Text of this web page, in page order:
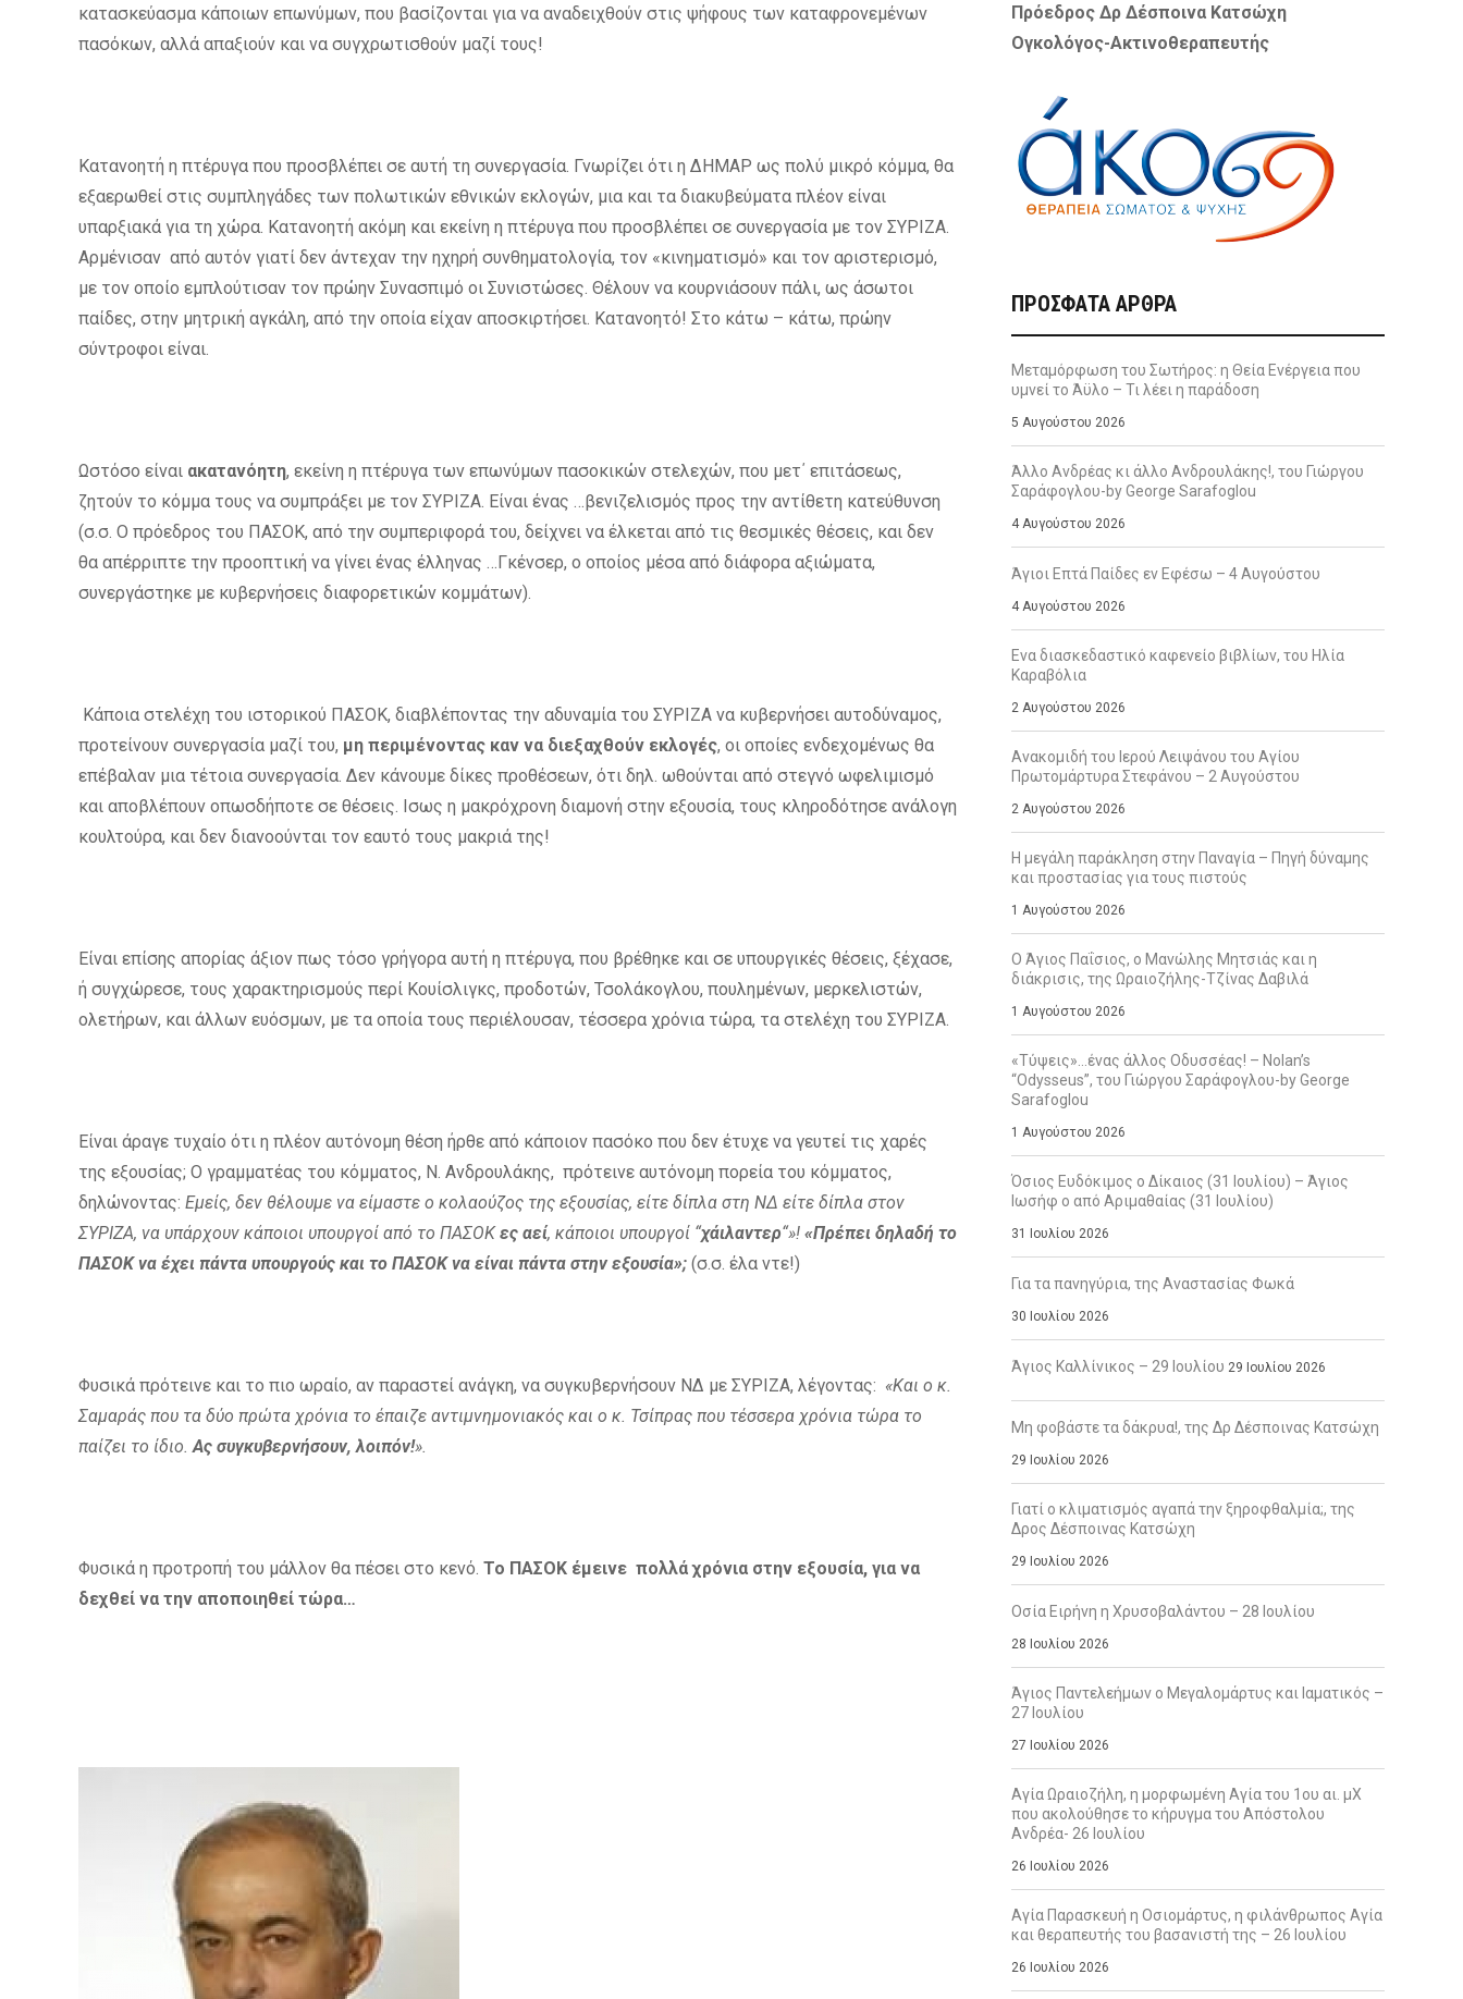
κατασκεύασμα κάποιων επωνύμων, που βασίζονται για να αναδειχθούν στις ψήφους των καταφρονεμένων
πασόκων, αλλά απαξιούν και να συγχρωτισθούν μαζί τους!
Κατανοητή η πτέρυγα που προσβλέπει σε αυτή τη συνεργασία. Γνωρίζει ότι η ΔΗΜΑΡ ως πολύ μικρό κόμμα, θα
εξαερωθεί στις συμπληγάδες των πολωτικών εθνικών εκλογών, μια και τα διακυβεύματα πλέον είναι
υπαρξιακά για τη χώρα. Κατανοητή ακόμη και εκείνη η πτέρυγα που προσβλέπει σε συνεργασία με τον ΣΥΡΙΖΑ.
Αρμένισαν από αυτόν γιατί δεν άντεχαν την ηχηρή συνθηματολογία, τον «κινηματισμό» και τον αριστερισμό,
με τον οποίο εμπλούτισαν τον πρώην Συνασπιμό οι Συνιστώσες. Θέλουν να κουρνιάσουν πάλι, ως άσωτοι
παίδες, στην μητρική αγκάλη, από την οποία είχαν αποσκιρτήσει. Κατανοητό! Στο κάτω – κάτω, πρώην
σύντροφοι είναι.
Ωστόσο είναι ακατανόητη, εκείνη η πτέρυγα των επωνύμων πασοκικών στελεχών, που μετ΄ επιτάσεως,
ζητούν το κόμμα τους να συμπράξει με τον ΣΥΡΙΖΑ. Είναι ένας …βενιζελισμός προς την αντίθετη κατεύθυνση
(σ.σ. Ο πρόεδρος του ΠΑΣΟΚ, από την συμπεριφορά του, δείχνει να έλκεται από τις θεσμικές θέσεις, και δεν
θα απέρριπτε την προοπτική να γίνει ένας έλληνας …Γκένσερ, ο οποίος μέσα από διάφορα αξιώματα,
συνεργάστηκε με κυβερνήσεις διαφορετικών κομμάτων).
Κάποια στελέχη του ιστορικού ΠΑΣΟΚ, διαβλέποντας την αδυναμία του ΣΥΡΙΖΑ να κυβερνήσει αυτοδύναμος,
προτείνουν συνεργασία μαζί του, μη περιμένοντας καν να διεξαχθούν εκλογές, οι οποίες ενδεχομένως θα
επέβαλαν μια τέτοια συνεργασία. Δεν κάνουμε δίκες προθέσεων, ότι δηλ. ωθούνται από στεγνό ωφελιμισμό
και αποβλέπουν οπωσδήποτε σε θέσεις. Ισως η μακρόχρονη διαμονή στην εξουσία, τους κληροδότησε ανάλογη
κουλτούρα, και δεν διανοούνται τον εαυτό τους μακριά της!
Είναι επίσης απορίας άξιον πως τόσο γρήγορα αυτή η πτέρυγα, που βρέθηκε και σε υπουργικές θέσεις, ξέχασε,
ή συγχώρεσε, τους χαρακτηρισμούς περί Κουίσλιγκς, προδοτών, Τσολάκογλου, πουλημένων, μερκελιστών,
ολετήρων, και άλλων ευόσμων, με τα οποία τους περιέλουσαν, τέσσερα χρόνια τώρα, τα στελέχη του ΣΥΡΙΖΑ.
Είναι άραγε τυχαίο ότι η πλέον αυτόνομη θέση ήρθε από κάποιον πασόκο που δεν έτυχε να γευτεί τις χαρές
της εξουσίας; Ο γραμματέας του κόμματος, Ν. Ανδρουλάκης, πρότεινε αυτόνομη πορεία του κόμματος,
δηλώνοντας: Εμείς, δεν θέλουμε να είμαστε ο κολαούζος της εξουσίας, είτε δίπλα στη ΝΔ είτε δίπλα στον
ΣΥΡΙΖΑ, να υπάρχουν κάποιοι υπουργοί από το ΠΑΣΟΚες αεί, κάποιοι υπουργοί “χάιλαντερ“»! «Πρέπει δηλαδή το
ΠΑΣΟΚ να έχει πάντα υπουργούς και το ΠΑΣΟΚ να είναι πάντα στην εξουσία»; (σ.σ. έλα ντε!)
Φυσικά πρότεινε και το πιο ωραίο, αν παραστεί ανάγκη, να συγκυβερνήσουν ΝΔ με ΣΥΡΙΖΑ, λέγοντας: «Και ο κ.
Σαμαράς που τα δύο πρώτα χρόνια το έπαιζε αντιμνημονιακός και ο κ. Τσίπρας που τέσσερα χρόνια τώρα το
παίζει το ίδιο.Ας συγκυβερνήσουν, λοιπόν!».
Φυσικά η προτροπή του μάλλον θα πέσει στο κενό. Το ΠΑΣΟΚ έμεινε πολλά χρόνια στην εξουσία, για να
δεχθεί να την αποποιηθεί τώρα…
Πρόεδρος Δρ Δέσποινα Κατσώχη
Ογκολόγος-Ακτινοθεραπευτής
ΠΡΌΣΦΑΤΑ ΆΡΘΡΑ
Μεταμόρφωση του Σωτήρος: η Θεία Ενέργεια που
υμνεί το Άϋλο – Τι λέει η παράδοση
5 Αυγούστου 2026
Άλλο Ανδρέας κι άλλο Ανδρουλάκης!, του Γιώργου
Σαράφογλου-by George Sarafoglou
4 Αυγούστου 2026
Άγιοι Επτά Παίδες εν Εφέσω – 4 Αυγούστου
4 Αυγούστου 2026
Ενα διασκεδαστικό καφενείο βιβλίων, του Ηλία
Καραβόλια
2 Αυγούστου 2026
Ανακομιδή του Ιερού Λειψάνου του Αγίου
Πρωτομάρτυρα Στεφάνου – 2 Αυγούστου
2 Αυγούστου 2026
Η μεγάλη παράκληση στην Παναγία – Πηγή δύναμης
και προστασίας για τους πιστούς
1 Αυγούστου 2026
Ο Άγιος Παΐσιος, ο Μανώλης Μητσιάς και η
διάκρισις, της Ωραιοζήλης-Τζίνας Δαβιλά
1 Αυγούστου 2026
«Τύψεις»…ένας άλλος Οδυσσέας! – Nolan’s
“Odysseus”, του Γιώργου Σαράφογλου-by George
Sarafoglou
1 Αυγούστου 2026
Όσιος Ευδόκιμος ο Δίκαιος (31 Ιουλίου) – Άγιος
Ιωσήφ ο από Αριμαθαίας (31 Ιουλίου)
31 Ιουλίου 2026
Για τα πανηγύρια, της Αναστασίας Φωκά
30 Ιουλίου 2026
Άγιος Καλλίνικος – 29 Ιουλίου 29 Ιουλίου 2026
Μη φοβάστε τα δάκρυα!, της Δρ Δέσποινας Κατσώχη
29 Ιουλίου 2026
Γιατί ο κλιματισμός αγαπά την ξηροφθαλμία;, της
Δρος Δέσποινας Κατσώχη
29 Ιουλίου 2026
Οσία Ειρήνη η Χρυσοβαλάντου – 28 Ιουλίου
28 Ιουλίου 2026
Άγιος Παντελεήμων ο Μεγαλομάρτυς και Ιαματικός –
27 Ιουλίου
27 Ιουλίου 2026
Αγία Ωραιοζήλη, η μορφωμένη Αγία του 1ου αι. μΧ
που ακολούθησε το κήρυγμα του Απόστολου
Ανδρέα- 26 Ιουλίου
26 Ιουλίου 2026
Αγία Παρασκευή η Οσιομάρτυς, η φιλάνθρωπος Αγία
και θεραπευτής του βασανιστή της – 26 Ιουλίου
26 Ιουλίου 2026